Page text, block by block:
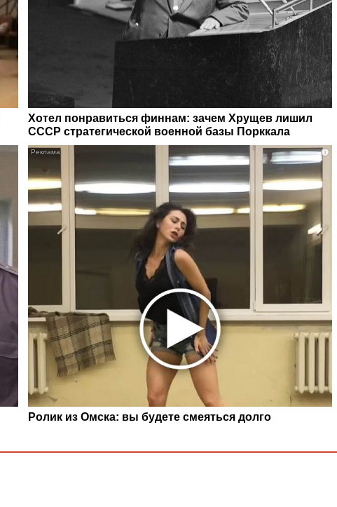
Хотел понравиться финнам: зачем Хрущев лишил
СССР стратегической военной базы Порккала
i
Ролик из Омска: вы будете смеяться долго